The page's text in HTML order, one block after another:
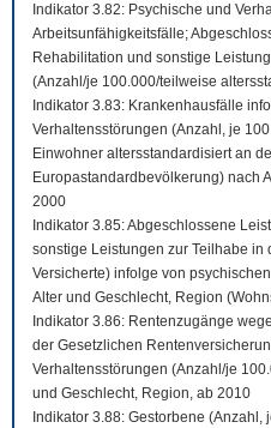
Indikator 3.82: Psychische und
Arbeitsunfähigkeitsfälle;
Rehabilitation und sonstige
(Anzahl/je 100.000/teilweise
Indikator 3.83: Krankenhausfälle
Verhaltensstörungen (Anzahl, je
Einwohner altersstandardisiert an
Europastandardbevölkerung) nach
2000
Indikator 3.85: Abgeschlossene
sonstige Leistungen zur Teilhabe in
Versicherte) infolge von
Alter und Geschlecht, Region
Indikator 3.86: Rentenzugänge
der Gesetzlichen
Verhaltensstörungen (Anzahl/je
und Geschlecht, Region, ab 2010
Indikator 3.88: Gestorbene